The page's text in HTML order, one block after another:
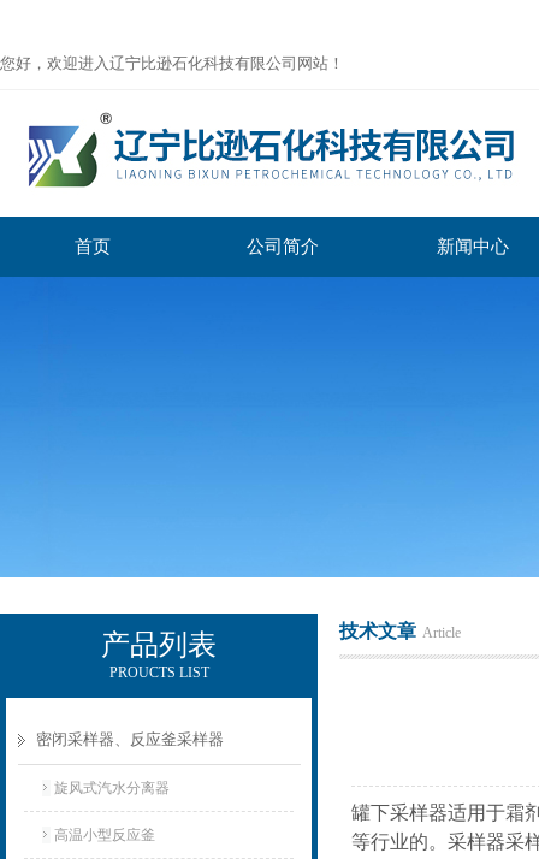
您好，欢迎进入辽宁比逊石化科技有限公司网站！
首页 公司简介 新闻中心
产品列表
PROUCTS LIST
密闭采样器、反应釜采样器
旋风式汽水分离器
高温小型反应釜
技术文章 Article
罐下采样器适用于霜
等行业的。采样器采